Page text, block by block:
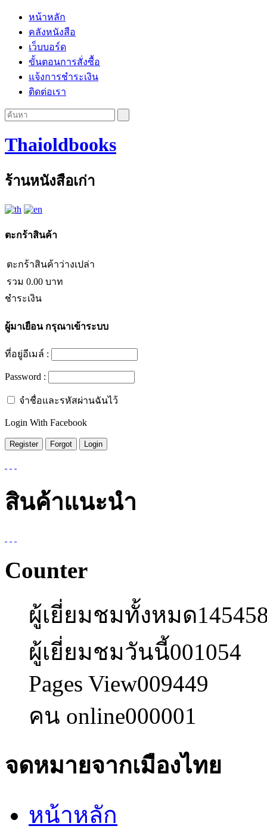
หน้าหลัก
คลังหนังสือ
เว็บบอร์ด
ขั้นตอนการสั่งซื้อ
แจ้งการชำระเงิน
ติดต่อเรา
Thaioldbooks
ร้านหนังสือเก่า
ตะกร้าสินค้า
ตะกร้าสินค้าว่างเปล่า
รวม 0.00 บาท
ชำระเงิน
ผู้มาเยือนกรุณาเข้าระบบ
ที่อยู่อีเมล์ :
Password :
จำชื่อและรหัสผ่านฉันไว้
Login With Facebook
สินค้าแนะนำ
Counter
ผู้เยี่ยมชมทั้งหมด
ผู้เยี่ยมชมวันนี้001054
Pages View009449
คน online000001
จดหมายจากเมืองไทย
หน้าหลัก